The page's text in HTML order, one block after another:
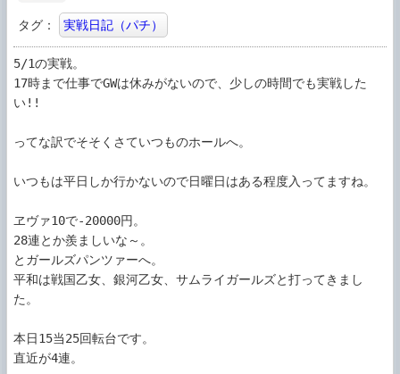
タグ： 実戦日記（パチ）
5/1の実戦。
17時まで仕事でGWは休みがないので、少しの時間でも実戦した
い!!
ってな訳でそそくさていつものホールへ。
いつもは平日しか行かないので日曜日はある程度入ってますね。
ヱヴァ10で-20000円。
28連とか羨ましいな～。
とガールズパンツァーへ。
平和は戦国乙女、銀河乙女、サムライガールズと打ってきまし
た。
本日15当25回転台です。
直近が4連。